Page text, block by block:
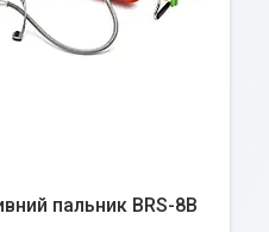
пальник BRS-8B